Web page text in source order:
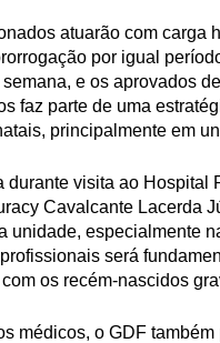
atuarão com carga
por igual
e os aprovados
faz parte de uma
principalmente em
durante visita ao Hospital
Cavalcante Lacerda
unidade, especialmente
será
os recém-nascidos
médicos, o GDF